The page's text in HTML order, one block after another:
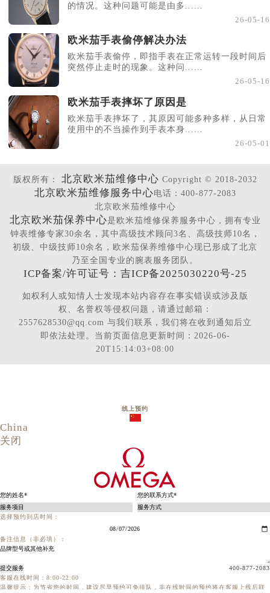
的情况。这种问题可能是由多......
26-05-16
欧米茄手表偷停解决办法
欧米茄手表偷停，即指手表在正常运转一段时间后
突然停止走时的现象。这种问......
26-05-16
欧米茄手表摔坏了原因是
欧米茄手表摔坏了，其原因可能多种多样，从日常
使用中的不当操作到手表本身......
26-05-01
版权所有： 北京欧米茄维修中心 Copyright © 2018-2032
北京欧米茄维修服务中心电话：400-877-2083
北京欧米茄维修中心
北京欧米茄保养中心是欧米茄维修保养服务中心，拥有专业
钟表维修专家30余名，其中高级技术顾问3名、高级技师10名，
初级、中级技师10余名，欧米茄保养维修中心现已形成了北京
乃至全国专业的腕表服务团队。
ICP备案/许可证号：吉ICP备2025030220号-25
如权利人或知情人士发现本站内容存在事实错误或涉及版
权、名誉权等侵权问题，请通过邮箱：
2557628530@qq.com 与我们联系，我们将在收到通知后立
即依法处理。当前页面信息更新时间：2026-06-
20T15:14:03+08:00
线上预约
China
关闭
选择预约到店时间：
备注信息（非必填）：
提交服务
400-877-2083
客服在线时间：8:00-22:00
温馨提示：为节省您的时间，建议尽早预约可免排队，非在线时间的预约将在客服上线后联